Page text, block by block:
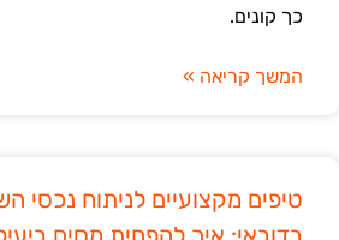
כך קונים.
המשך קריאה »
טיפים מקצועיים לניתוח נכסי